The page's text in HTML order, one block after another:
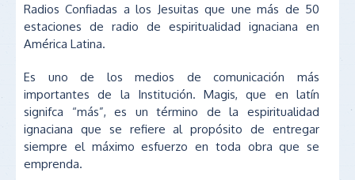
Radios Confiadas a los Jesuitas que une más de 50
estaciones de radio de espiritualidad ignaciana en
América Latina.
Es uno de los medios de comunicación más
importantes de la Institución. Magis, que en latín
signifca “más”, es un término de la espiritualidad
ignaciana que se refiere al propósito de entregar
siempre el máximo esfuerzo en toda obra que se
emprenda.